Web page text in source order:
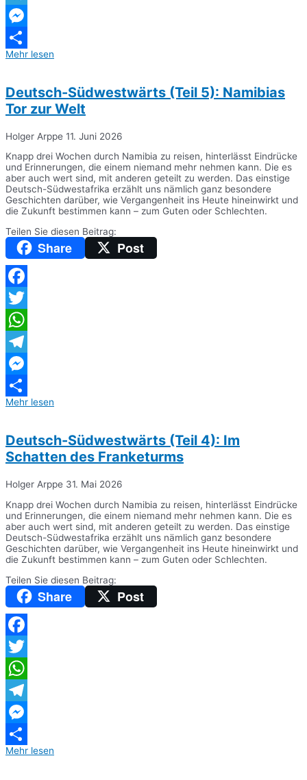
Telegram
Messenger
Teilen
Mehr lesen
Deutsch-Südwestwärts (Teil 5): Namibias
Tor zur Welt
Holger Arppe 11. Juni 2026
Knapp drei Wochen durch Namibia zu reisen, hinterlässt Eindrücke
und Erinnerungen, die einem niemand mehr nehmen kann. Die es
aber auch wert sind, mit anderen geteilt zu werden. Das einstige
Deutsch-Südwestafrika erzählt uns nämlich ganz besondere
Geschichten darüber, wie Vergangenheit ins Heute hineinwirkt und
die Zukunft bestimmen kann – zum Guten oder Schlechten.
Teilen Sie diesen Beitrag:
Share Post
Facebook
Twitter
WhatsApp
Telegram
Messenger
Teilen
Mehr lesen
Deutsch-Südwestwärts (Teil 4): Im
Schatten des Franketurms
Holger Arppe 31. Mai 2026
Knapp drei Wochen durch Namibia zu reisen, hinterlässt Eindrücke
und Erinnerungen, die einem niemand mehr nehmen kann. Die es
aber auch wert sind, mit anderen geteilt zu werden. Das einstige
Deutsch-Südwestafrika erzählt uns nämlich ganz besondere
Geschichten darüber, wie Vergangenheit ins Heute hineinwirkt und
die Zukunft bestimmen kann – zum Guten oder Schlechten.
Teilen Sie diesen Beitrag:
Share Post
Facebook
Twitter
WhatsApp
Telegram
Messenger
Teilen
Mehr lesen